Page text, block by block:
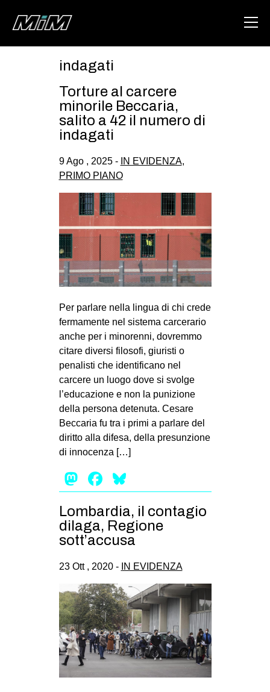
ABOUT
GAZA FREESTYLE
CSOA LAMBRETTA
STUDENTI TSUNAMI
ZAM
MILANO
SPAZI
SPORT POPOLARE
MOVIMENTI
AMBIENTE
ANTIFASCISMO
DIRITTO ALL’ABITARE
GENERI
PRECARIATO
REPRESSIONE
STUDENTI
ARTE
CINEMA
MANIFESTI
MUSICA
RECENSIONI
INTERNAZIONALE
indagati
Torture al carcere
minorile Beccaria,
salito a 42 il numero di
indagati
9 Ago , 2025 - IN EVIDENZA,
PRIMO PIANO
Per parlare nella lingua di chi crede
fermamente nel sistema carcerario
anche per i minorenni, dovremmo
citare diversi filosofi, giuristi o
penalisti che identificano nel
carcere un luogo dove si svolge
l’educazione e non la punizione
della persona detenuta. Cesare
Beccaria fu tra i primi a parlare del
diritto alla difesa, della presunzione
di innocenza […]
Mastodon
Facebook
Lombardia, il contagio
dilaga, Regione
sott’accusa
23 Ott , 2020 - IN EVIDENZA